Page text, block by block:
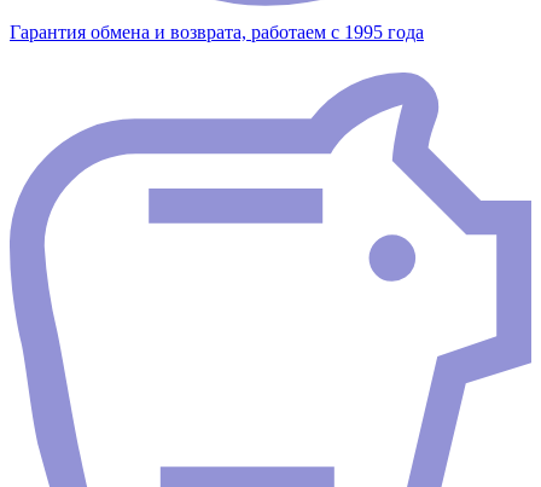
Гарантия обмена и возврата, работаем с 1995 года